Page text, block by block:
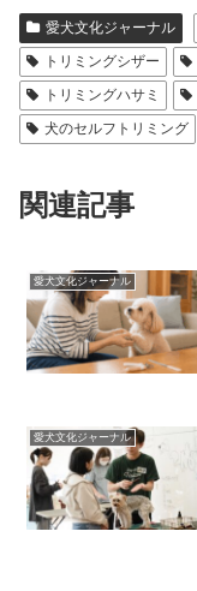
e
b
o
o
er
愛犬文化ジャーナル
トリミングシザー
トリミングハサミ
犬のセルフトリミング
関連記事
愛犬文化ジャーナル
愛犬文化ジャーナル